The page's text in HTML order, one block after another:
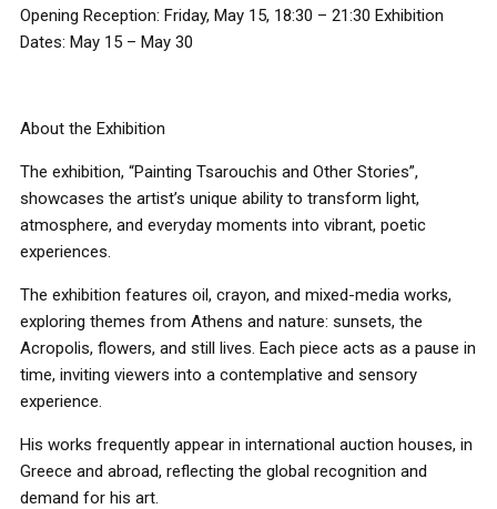
Opening Reception: Friday, May 15, 18:30 – 21:30 Exhibition
Dates: May 15 – May 30
About the Exhibition
The exhibition, “Painting Tsarouchis and Other Stories”,
showcases the artist’s unique ability to transform light,
atmosphere, and everyday moments into vibrant, poetic
experiences.
The exhibition features oil, crayon, and mixed-media works,
exploring themes from Athens and nature: sunsets, the
Acropolis, flowers, and still lives. Each piece acts as a pause in
time, inviting viewers into a contemplative and sensory
experience.
His works frequently appear in international auction houses, in
Greece and abroad, reflecting the global recognition and
demand for his art.